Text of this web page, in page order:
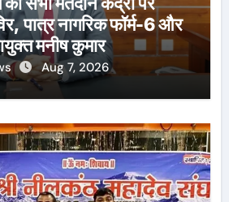
पात्र नागरिक फॉर्म-6 और
मनीष कुमार
Aug 7, 2026